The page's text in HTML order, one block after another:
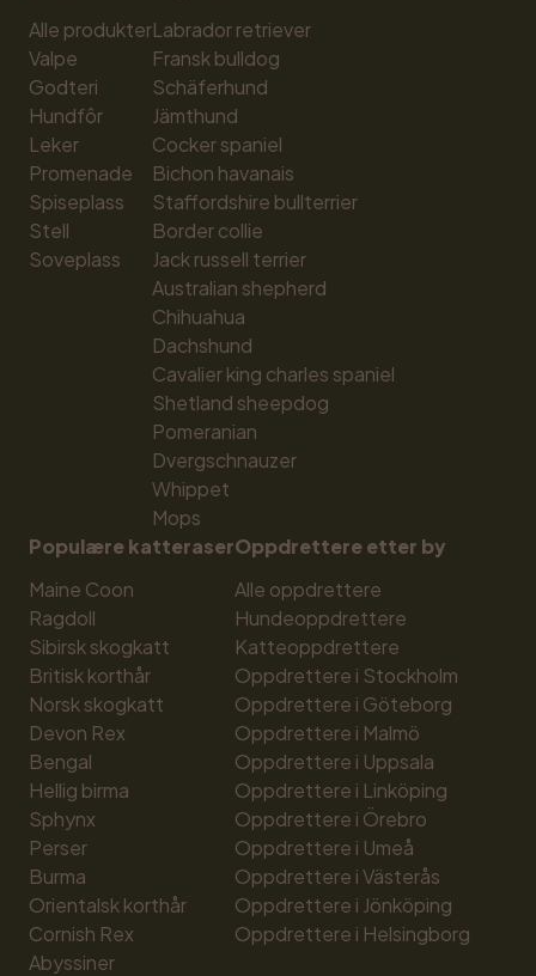
Alle produkter
Valpe
Godteri
Hundfôr
Leker
Promenade
Spiseplass
Stell
Soveplass
Labrador retriever
Fransk bulldog
Schäferhund
Jämthund
Cocker spaniel
Bichon havanais
Staffordshire bullterrier
Border collie
Jack russell terrier
Australian shepherd
Chihuahua
Dachshund
Cavalier king charles spaniel
Shetland sheepdog
Pomeranian
Dvergschnauzer
Whippet
Mops
Populære katteraser
Maine Coon
Ragdoll
Sibirsk skogkatt
Britisk korthår
Norsk skogkatt
Devon Rex
Bengal
Hellig birma
Sphynx
Perser
Burma
Orientalsk korthår
Cornish Rex
Abyssiner
Oppdrettere etter by
Alle oppdrettere
Hundeoppdrettere
Katteoppdrettere
Oppdrettere i Stockholm
Oppdrettere i Göteborg
Oppdrettere i Malmö
Oppdrettere i Uppsala
Oppdrettere i Linköping
Oppdrettere i Örebro
Oppdrettere i Umeå
Oppdrettere i Västerås
Oppdrettere i Jönköping
Oppdrettere i Helsingborg